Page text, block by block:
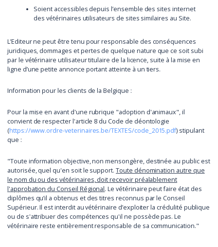
Soient accessibles depuis l’ensemble des sites internet
des vétérinaires utilisateurs de sites similaires au Site.
L’Editeur ne peut être tenu pour responsable des conséquences
juridiques, dommages et pertes de quelque nature que ce soit subi
par le vétérinaire utilisateur titulaire de la licence, suite à la mise en
ligne d’une petite annonce portant atteinte à un tiers.
Information pour les clients de la Belgique :
Pour la mise en avant d'une rubrique "adoption d'animaux", il
convient de respecter l'article 8 du Code de déontologie
(https://www.ordre-veterinaires.be/TEXTES/code_2015.pdf) stipulant
que :
"Toute information objective, non mensongère, destinée au public est
autorisée, quel qu'en soit le support.Toute dénomination autre que
le nom du ou des vétérinaires, doit recevoir préalablement
l'approbation du Conseil Régional. Le vétérinaire peut faire état des
diplômes qu’il a obtenus et des titres reconnus par le Conseil
Supérieur. Il est interdit au vétérinaire d’exploiter la crédulité publique
ou de s'attribuer des compétences qu'il ne possède pas. Le
vétérinaire reste entièrement responsable de sa communication."